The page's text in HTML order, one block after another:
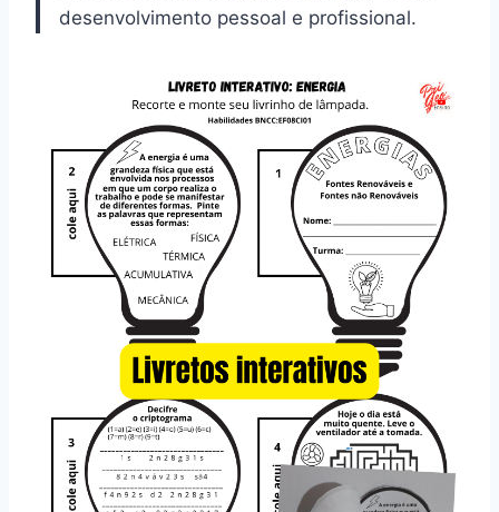
desenvolvimento pessoal e profissional.